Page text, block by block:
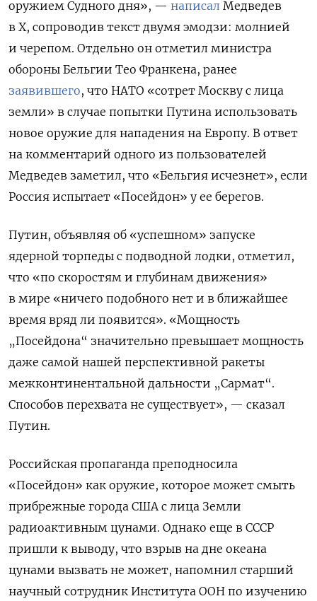
оружием Судного дня», — написал Медведев
в X, сопроводив текст двумя эмодзи: молнией
и черепом. Отдельно он отметил министра
обороны Бельгии Тео Франкена, ранее
заявившего, что НАТО «сотрет Москву с лица
земли» в случае попытки Путина использовать
новое оружие для нападения на Европу. В ответ
на комментарий одного из пользователей
Медведев заметил, что «Бельгия исчезнет», если
Россия испытает «Посейдон» у ее берегов.
Путин, объявляя об «успешном» запуске
ядерной торпеды с подводной лодки, отметил,
что «по скоростям и глубинам движения»
в мире «ничего подобного нет и в ближайшее
время вряд ли появится». «Мощность
„Посейдона“ значительно превышает мощность
даже самой нашей перспективной ракеты
межконтинентальной дальности „Сармат“.
Способов перехвата не существует», — сказал
Путин.
Российская пропаганда преподносила
«Посейдон» как оружие, которое может смыть
прибрежные города США с лица Земли
радиоактивным цунами. Однако еще в СССР
пришли к выводу, что взрыв на дне океана
цунами вызвать не может, напомнил старший
научный сотрудник Института ООН по изучению